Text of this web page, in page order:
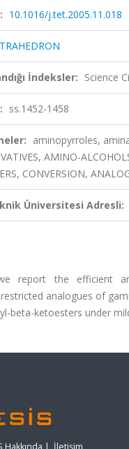
10.1016/j.tet.2005.11.018
İndeksler: Science
ss.1452-1458
aminopyrroles,
AMINO-
CONVERSION,
Üniversitesi Adresli:
report the efficient
analogues of
beta-ketoesters under
Hakkında | İletişim